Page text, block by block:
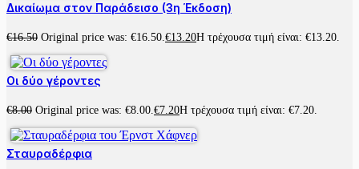
Δικαίωμα στον Παράδεισο (3η Έκδοση)
€16.50 Original price was: €16.50.€13.20Η τρέχουσα τιμή είναι: €13.20.
Οι δύο γέροντες
€8.00 Original price was: €8.00.€7.20Η τρέχουσα τιμή είναι: €7.20.
Σταυραδέρφια